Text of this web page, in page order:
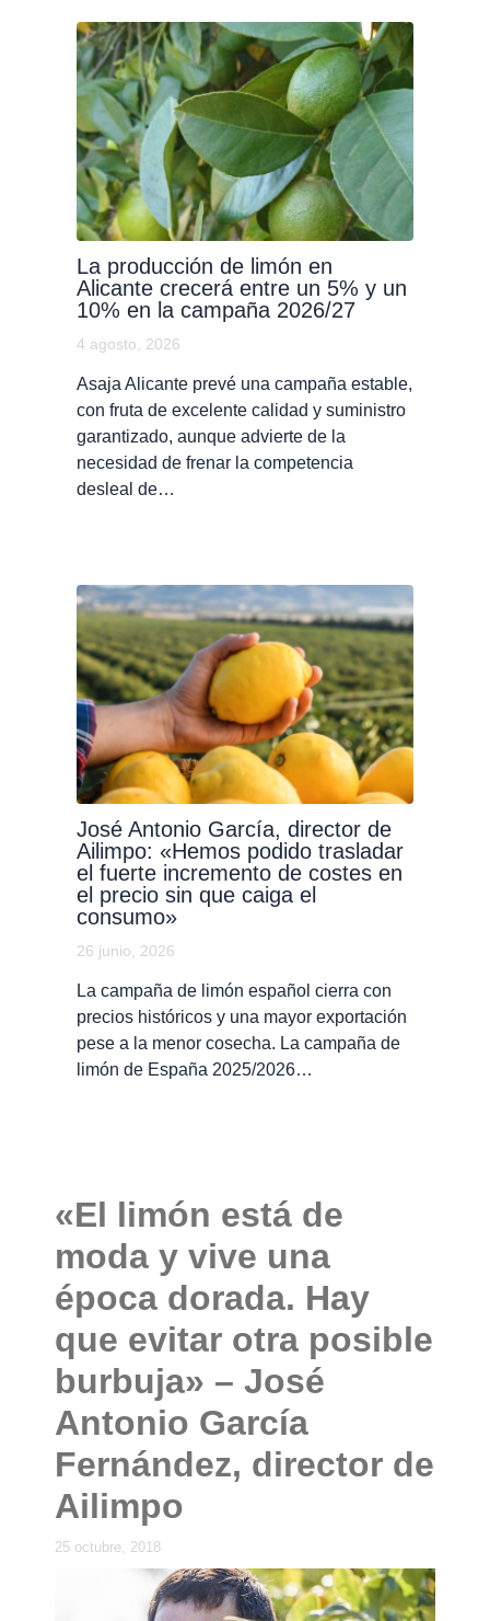
La producción de limón en
Alicante crecerá entre un 5% y un
10% en la campaña 2026/27
4 agosto, 2026
Asaja Alicante prevé una campaña estable,
con fruta de excelente calidad y suministro
garantizado, aunque advierte de la
necesidad de frenar la competencia
desleal de…
José Antonio García, director de
Ailimpo: «Hemos podido trasladar
el fuerte incremento de costes en
el precio sin que caiga el
consumo»
26 junio, 2026
La campaña de limón español cierra con
precios históricos y una mayor exportación
pese a la menor cosecha. La campaña de
limón de España 2025/2026…
«El limón está de
moda y vive una
época dorada. Hay
que evitar otra posible
burbuja» – José
Antonio García
Fernández, director de
Ailimpo
25 octubre, 2018